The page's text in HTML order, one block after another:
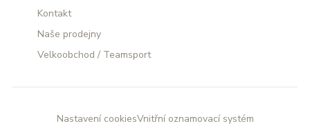
Kontakt
Naše prodejny
Velkoobchod / Teamsport
Nastavení cookiesVnitřní oznamovací systém